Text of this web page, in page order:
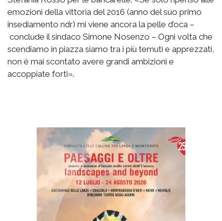
emozioni della vittoria del 2016 (anno del suo primo
insediamento ndr) mi viene ancora la pelle d’oca –
conclude il sindaco Simone Nosenzo – Ogni volta che
scendiamo in piazza siamo tra i più temuti e apprezzati,
non è mai scontato avere grandi ambizioni e
accoppiate forti».